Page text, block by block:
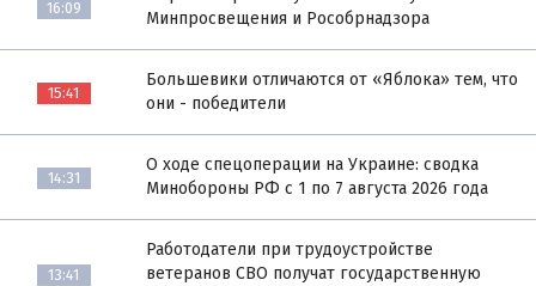
16:09
Минпросвещения и Рособрнадзора
15:41
Большевики отличаются от «Яблока» тем, что
они - победители
14:31
О ходе спецоперации на Украине: сводка
Минобороны РФ с 1 по 7 августа 2026 года
13:41
Работодатели при трудоустройстве
ветеранов СВО получат государственную